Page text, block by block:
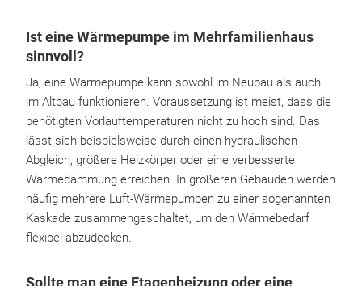
Ist eine Wärmepumpe im Mehrfamilienhaus
sinnvoll?
Ja, eine Wärmepumpe kann sowohl im Neubau als auch
im Altbau funktionieren. Voraussetzung ist meist, dass die
benötigten Vorlauftemperaturen nicht zu hoch sind. Das
lässt sich beispielsweise durch einen hydraulischen
Abgleich, größere Heizkörper oder eine verbesserte
Wärmedämmung erreichen. In größeren Gebäuden werden
häufig mehrere Luft-Wärmepumpen zu einer sogenannten
Kaskade zusammengeschaltet, um den Wärmebedarf
flexibel abzudecken.
Sollte man eine Etagenheizung oder eine